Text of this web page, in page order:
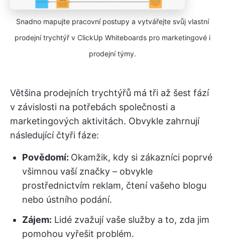
Snadno mapujte pracovní postupy a vytvářejte svůj vlastní
prodejní trychtýř v ClickUp Whiteboards pro marketingové i
prodejní týmy.
Většina prodejních trychtýřů má tři až šest fází
v závislosti na potřebách společnosti a
marketingových aktivitách. Obvykle zahrnují
následující čtyři fáze:
Povědomí: Okamžik, kdy si zákazníci poprvé
všimnou vaší značky – obvykle
prostřednictvím reklam, čtení vašeho blogu
nebo ústního podání.
Zájem: Lidé zvažují vaše služby a to, zda jim
pomohou vyřešit problém.